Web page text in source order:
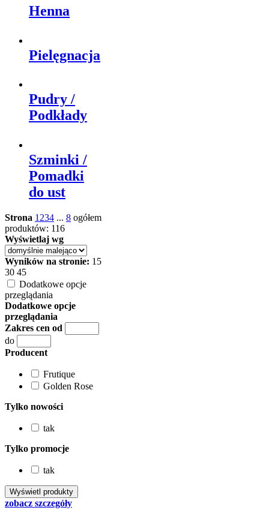
Henna
Pielęgnacja
Pudry /
Podkłady
Szminki /
Pomadki
do ust
Strona 1 234 ... 8 ogółem
produktów: 116
Wyświetlaj wg
Wyników na stronie: 15
30 45
Dodatkowe opcje
przeglądania
Dodatkowe opcje
przeglądania
Zakres cen od
do
Producent
Frutique
Golden Rose
Tylko nowości
tak
Tylko promocje
tak
zobacz szczegóły